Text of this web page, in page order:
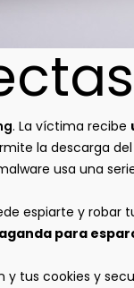
. La víctima recibe
la descarga
usa una
espiarte y
para
tus cookies y